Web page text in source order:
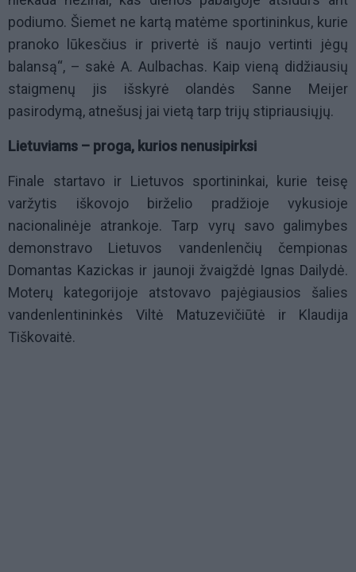
podiumo. Šiemet ne kartą matėme sportininkus, kurie
pranoko lūkesčius ir privertė iš naujo vertinti jėgų
balansą“, – sakė A. Aulbachas. Kaip vieną didžiausių
staigmenų jis išskyrė olandės Sanne Meijer
pasirodymą, atnešusį jai vietą tarp trijų stipriausiųjų.
Lietuviams – proga, kurios nenusipirksi
Finale startavo ir Lietuvos sportininkai, kurie teisę
varžytis iškovojo birželio pradžioje vykusioje
nacionalinėje atrankoje. Tarp vyrų savo galimybes
demonstravo Lietuvos vandenlenčių čempionas
Domantas Kazickas ir jaunoji žvaigždė Ignas Dailydė.
Moterų kategorijoje atstovavo pajėgiausios šalies
vandenlentininkės Viltė Matuzevičiūtė ir Klaudija
Tiškovaitė.